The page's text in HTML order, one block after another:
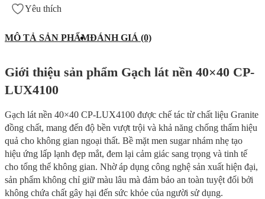
Yêu thích
MÔ TẢ SẢN PHẨMĐÁNH GIÁ (0)
Giới thiệu sản phẩm Gạch lát nền 40×40 CP-
LUX4100
Gạch lát nền 40×40 CP-LUX4100 được chế tác từ chất liệu Granite
đồng chất, mang đến độ bền vượt trội và khả năng chống thấm hiệu
quả cho không gian ngoại thất. Bề mặt men sugar nhám nhẹ tạo
hiệu ứng lấp lạnh đẹp mắt, đem lại cảm giác sang trọng và tinh tế
cho tổng thể không gian. Nhờ áp dụng công nghệ sản xuất hiện đại,
sản phẩm không chỉ giữ màu lâu mà đảm bảo an toàn tuyệt đối bởi
không chứa chất gây hại đến sức khỏe của người sử dụng.